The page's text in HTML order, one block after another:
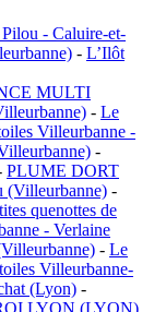
- Caluire-et-
- L’Ilôt
MULTI
- Le
Villeurbanne -
-
PLUME DORT
(Villeurbanne) -
quenottes de
- Verlaine
- Le
Villeurbanne-
(Lyon) -
LYON (LYON)